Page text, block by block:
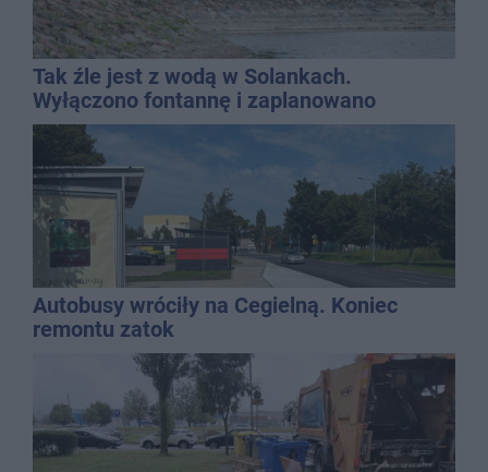
Tak źle jest z wodą w Solankach.
Wyłączono fontannę i zaplanowano
dolewkę
Autobusy wróciły na Cegielną. Koniec
remontu zatok